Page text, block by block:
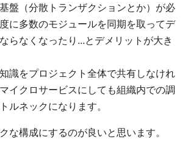
盤（分散トランザクションとか）が必
に多数のモジュールを同期を取ってデ
らなくなったり...とデメリットが大き
識をプロジェクト全体で共有しなけれ
イクロサービスにしても組織内での調
ルネックになります。
な構成にするのが良いと思います。